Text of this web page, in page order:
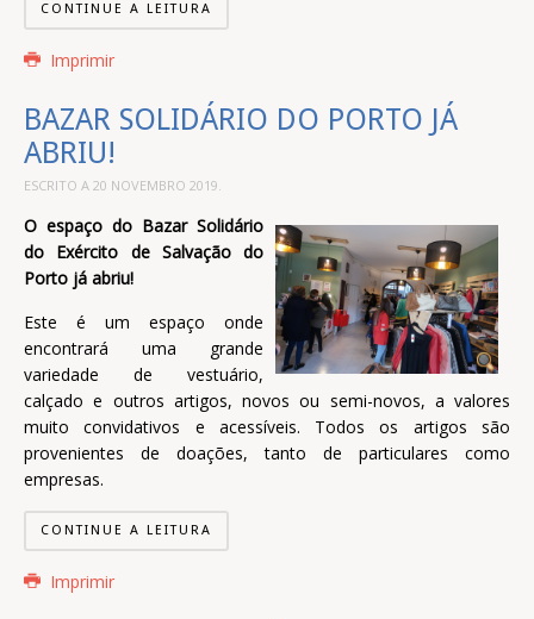
CONTINUE A LEITURA
Imprimir
BAZAR SOLIDÁRIO DO PORTO JÁ
ABRIU!
ESCRITO A 20 NOVEMBRO 2019.
O espaço do Bazar Solidário
do Exército de Salvação do
Porto já abriu!
Este é um espaço onde
encontrará uma grande
variedade de vestuário,
calçado e outros artigos, novos ou semi-novos, a valores
muito convidativos e acessíveis. Todos os artigos são
provenientes de doações, tanto de particulares como
empresas.
CONTINUE A LEITURA
Imprimir